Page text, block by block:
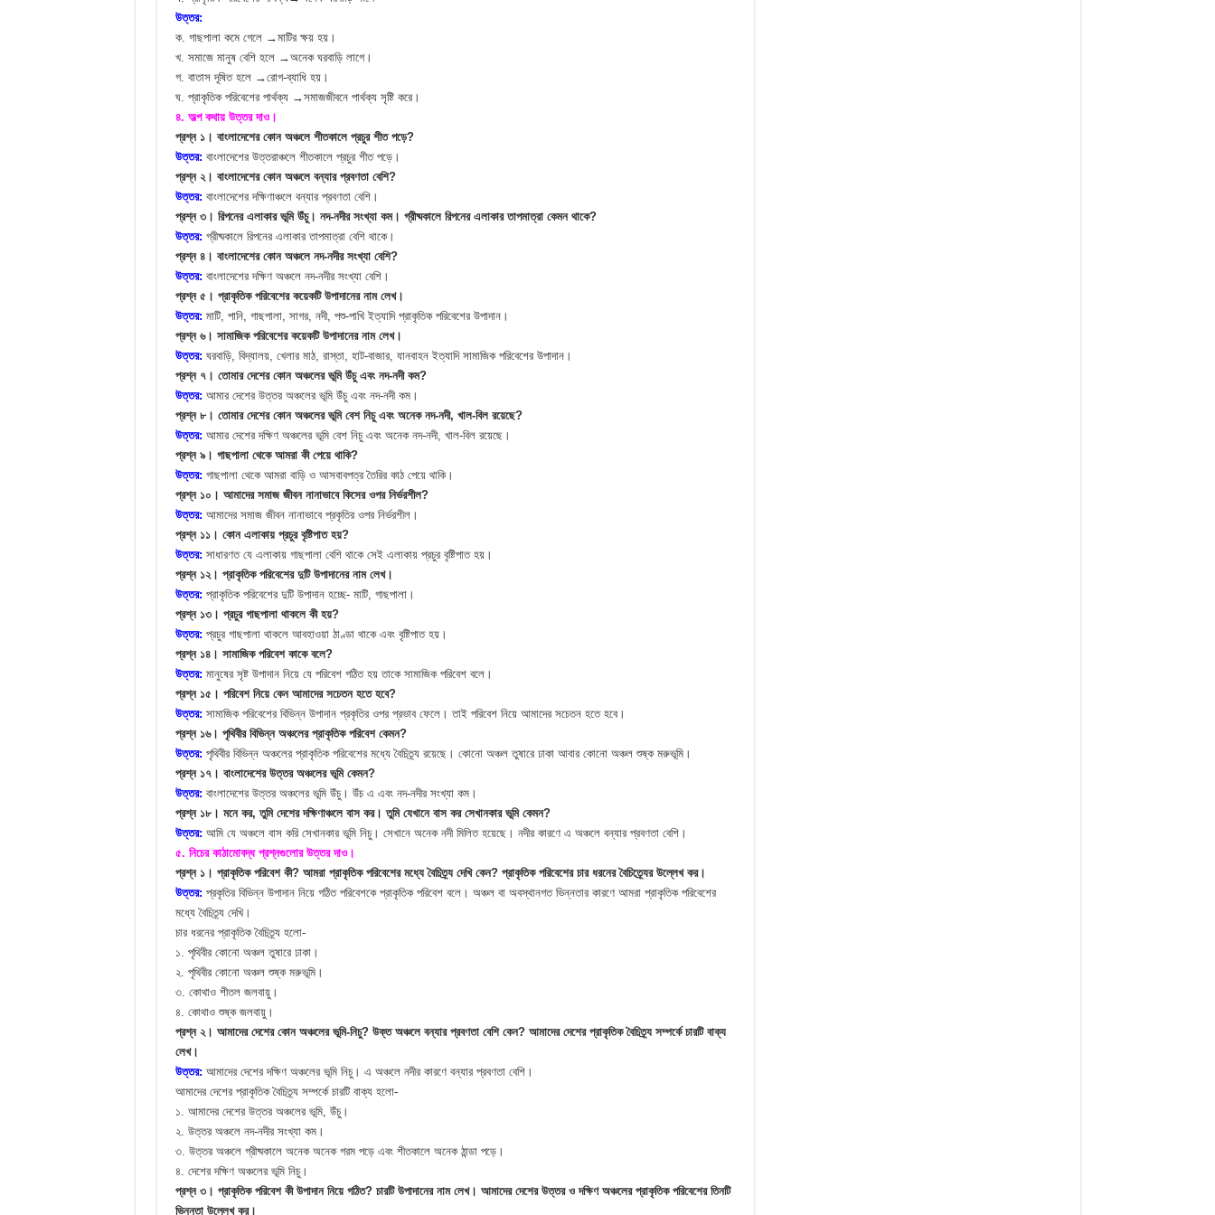
উত্তর:
ক. গাছপালা কমে গেলে →মাটির ক্ষয় হয়।
খ. সমাজে মানুষ বেশি হলে →অনেক ঘরবাড়ি লাগে।
গ. বাতাস দূষিত হলে →রোগ-ব্যাধি হয়।
ঘ. প্রাকৃতিক পরিবেশের পার্থক্য →সমাজজীবনে পার্থক্য সৃষ্টি করে।
৪. অল্প কথায় উত্তর দাও।
প্রশ্ন ১। বাংলাদেশের কোন অঞ্চলে শীতকালে প্রচুর শীত পড়ে?
উত্তর: বাংলাদেশের উত্তরাঞ্চলে শীতকালে প্রচুর শীত পড়ে।
প্রশ্ন ২। বাংলাদেশের কোন অঞ্চলে বন্যার প্রবণতা বেশি?
উত্তর: বাংলাদেশের দক্ষিণাঞ্চলে বন্যার প্রবণতা বেশি।
প্রশ্ন ৩। রিপনের এলাকার ভূমি উঁচু। নদ-নদীর সংখ্যা কম। গ্রীষ্মকালে রিপনের এলাকার তাপমাত্রা কেমন থাকে?
উত্তর: গ্রীষ্মকালে রিপনের এলাকার তাপমাত্রা বেশি থাকে।
প্রশ্ন ৪। বাংলাদেশের কোন অঞ্চলে নদ-নদীর সংখ্যা বেশি?
উত্তর: বাংলাদেশের দক্ষিণ অঞ্চলে নদ-নদীর সংখ্যা বেশি।
প্রশ্ন ৫। প্রাকৃতিক পরিবেশের কয়েকটি উপাদানের নাম লেখ।
উত্তর: মাটি, পানি, গাছপালা, সাগর, নদী, পশু-পাখি ইত্যাদি প্রাকৃতিক পরিবেশের উপাদান।
প্রশ্ন ৬। সামাজিক পরিবেশের কয়েকটি উপাদানের নাম লেখ।
উত্তর: ঘরবাড়ি, বিদ্যালয়, খেলার মাঠ, রাস্তা, হাট-বাজার, যানবাহন ইত্যাদি সামাজিক পরিবেশের উপাদান।
প্রশ্ন ৭। তোমার দেশের কোন অঞ্চলের ভূমি উঁচু এবং নদ-নদী কম?
উত্তর: আমার দেশের উত্তর অঞ্চলের ভূমি উঁচু এবং নদ-নদী কম।
প্রশ্ন ৮। তোমার দেশের কোন অঞ্চলের ভূমি বেশ নিচু এবং অনেক নদ-নদী, খাল-বিল রয়েছে?
উত্তর: আমার দেশের দক্ষিণ অঞ্চলের ভূমি বেশ নিচু এবং অনেক নদ-নদী, খাল-বিল রয়েছে।
প্রশ্ন ৯। গাছপালা থেকে আমরা কী পেয়ে থাকি?
উত্তর: গাছপালা থেকে আমরা বাড়ি ও আসবাবপত্র তৈরির কাঠ পেয়ে থাকি।
প্রশ্ন ১০। আমাদের সমাজ জীবন নানাভাবে কিসের ওপর নির্ভরশীল?
উত্তর: আমাদের সমাজ জীবন নানাভাবে প্রকৃতির ওপর নির্ভরশীল।
প্রশ্ন ১১। কোন এলাকায় প্রচুর বৃষ্টিপাত হয়?
উত্তর: সাধারণত যে এলাকায় গাছপালা বেশি থাকে সেই এলাকায় প্রচুর বৃষ্টিপাত হয়।
প্রশ্ন ১২। প্রাকৃতিক পরিবেশের দুটি উপাদানের নাম লেখ।
উত্তর: প্রাকৃতিক পরিবেশের দুটি উপাদান হচ্ছে- মাটি, গাছপালা।
প্রশ্ন ১৩। প্রচুর গাছপালা থাকলে কী হয়?
উত্তর: প্রচুর গাছপালা থাকলে আবহাওয়া ঠাণ্ডা থাকে এবং বৃষ্টিপাত হয়।
প্রশ্ন ১৪। সামাজিক পরিবেশ কাকে বলে?
উত্তর: মানুষের সৃষ্ট উপাদান নিয়ে যে পরিবেশ গঠিত হয় তাকে সামাজিক পরিবেশ বলে।
প্রশ্ন ১৫। পরিবেশ নিয়ে কেন আমাদের সচেতন হতে হবে?
উত্তর: সামাজিক পরিবেশের বিভিন্ন উপাদান প্রকৃতির ওপর প্রভাব ফেলে। তাই পরিবেশ নিয়ে আমাদের সচেতন হতে হবে।
প্রশ্ন ১৬। পৃথিবীর বিভিন্ন অঞ্চলের প্রাকৃতিক পরিবেশ কেমন?
উত্তর: পৃথিবীর বিভিন্ন অঞ্চলের প্রাকৃতিক পরিবেশের মধ্যে বৈচিত্র্য রয়েছে। কোনো অঞ্চল তুষারে ঢাকা আবার কোনো অঞ্চল শুষ্ক মরুভূমি।
প্রশ্ন ১৭। বাংলাদেশের উত্তর অঞ্চলের ভূমি কেমন?
উত্তর: বাংলাদেশের উত্তর অঞ্চলের ভূমি উঁচু। উঁচ এ এবং নদ-নদীর সংখ্যা কম।
প্রশ্ন ১৮। মনে কর, তুমি দেশের দক্ষিণাঞ্চলে বাস কর। তুমি যেখানে বাস কর সেখানকার ভূমি কেমন?
উত্তর: আমি যে অঞ্চলে বাস করি সেখানকার ভূমি নিচু। সেখানে অনেক নদী মিলিত হয়েছে। নদীর কারণে এ অঞ্চলে বন্যার প্রবণতা বেশি।
৫. নিচের কাঠামোবদ্ধ প্রশ্নগুলোর উত্তর দাও।
প্রশ্ন ১। প্রাকৃতিক পরিবেশ কী? আমরা প্রাকৃতিক পরিবেশের মধ্যে বৈচিত্র্য দেখি কেন? প্রাকৃতিক পরিবেশের চার ধরনের বৈচিত্র্যের উল্লেখ কর।
উত্তর: প্রকৃতির বিভিন্ন উপাদান নিয়ে গঠিত পরিবেশকে প্রাকৃতিক পরিবেশ বলে। অঞ্চল বা অবস্থানগত ভিন্নতার কারণে আমরা প্রাকৃতিক পরিবেশের
মধ্যে বৈচিত্র্য দেখি।
চার ধরনের প্রাকৃতিক বৈচিত্র্য হলো-
১. পৃথিবীর কোনো অঞ্চল তুষারে ঢাকা।
২. পৃথিবীর কোনো অঞ্চল শুষ্ক মরুভূমি।
৩. কোথাও শীতল জলবায়ু।
৪. কোথাও শুষ্ক জলবায়ু।
প্রশ্ন ২। আমাদের দেশের কোন অঞ্চলের ভূমি-নিচু? উক্ত অঞ্চলে বন্যার প্রবণতা বেশি কেন? আমাদের দেশের প্রাকৃতিক বৈচিত্র্য সম্পর্কে চারটি বাক্য
লেখ।
উত্তর: আমাদের দেশের দক্ষিণ অঞ্চলের ভূমি নিচু। এ অঞ্চলে নদীর কারণে বন্যার প্রবণতা বেশি।
আমাদের দেশের প্রাকৃতিক বৈচিত্র্য সম্পর্কে চারটি বাক্য হলো-
১. আমাদের দেশের উত্তর অঞ্চলের ভূমি, উঁচু।
২. উত্তর অঞ্চলে নদ-নদীর সংখ্যা কম।
৩. উত্তর অঞ্চলে গ্রীষ্মকালে অনেক অনেক গরম পড়ে এবং শীতকালে অনেক ঠান্ডা পড়ে।
৪. দেশের দক্ষিণ অঞ্চলের ভূমি নিচু।
প্রশ্ন ৩। প্রাকৃতিক পরিবেশ কী উপাদান নিয়ে গঠিত? চারটি উপাদানের নাম লেখ। আমাদের দেশের উত্তর ও দক্ষিণ অঞ্চলের প্রাকৃতিক পরিবেশের তিনটি
ভিন্নতা উল্লেখ কর।